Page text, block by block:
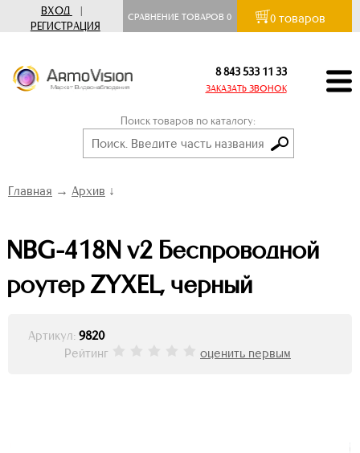
ВХОД
|
РЕГИСТРАЦИЯ
СРАВНЕНИЕ ТОВАРОВ0 0 товаров
8 843 533 11 33
ЗАКАЗАТЬ ЗВОНОК
Поиск товаров по каталогу:
Главная → Архив ↓
NBG-418N v2 Беспроводной
роутер ZYXEL, черный
Артикул: 9820
Рейтинг
оценить первым